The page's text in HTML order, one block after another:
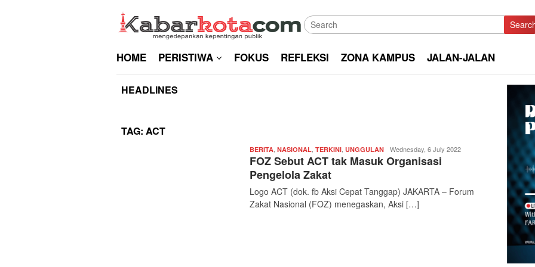
HOME PERISTIWA FOKUS REFLEKSI ZONA KAMPUS JALAN-JALAN
HEADLINES
TAG: ACT
BERITA NASIONAL TERKINI UNGGULAN Redaksi
kabarkota
Wednesday, 6 July 2022
FOZ Sebut ACT tak Masuk Organisasi
Pengelola Zakat
Logo ACT (dok. fb Aksi Cepat Tanggap) JAKARTA – Forum
Zakat Nasional (FOZ) menegaskan, Aksi […]